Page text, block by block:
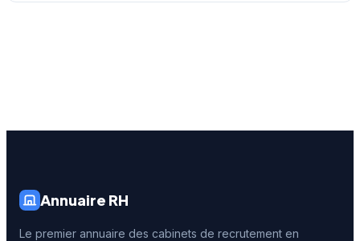
Annuaire RH
Le premier annuaire des cabinets de recrutement en